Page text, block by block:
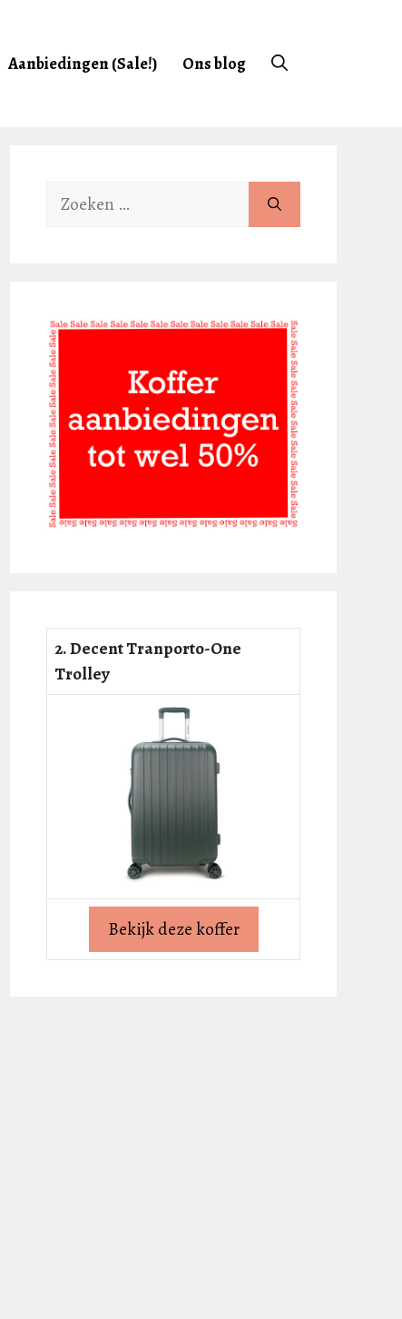
Aanbiedingen (Sale!) Ons blog
Zoek
2. Decent Tranporto-One
Trolley
Bekijk deze koffer